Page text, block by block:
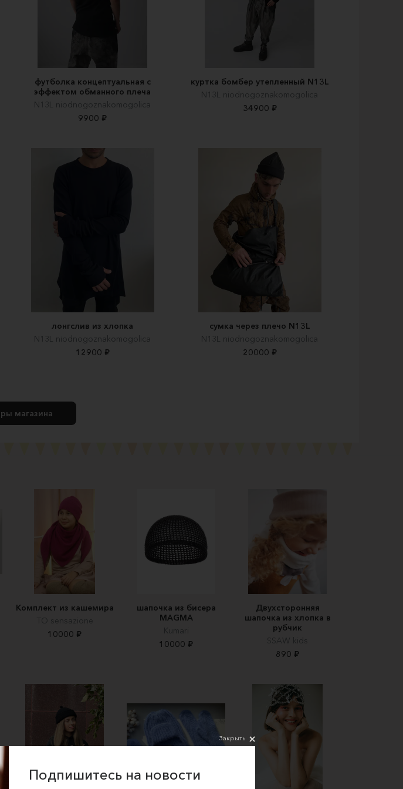
футболка концептуальная с
эффектом обманного плеча
N13L niodnogoznakomogolica
9900 ₽
куртка бомбер утепленный N13L
N13L niodnogoznakomogolica
34900 ₽
лонгслив из хлопка
N13L niodnogoznakomogolica
12900 ₽
сумка через плечо N13L
N13L niodnogoznakomogolica
20000 ₽
магазина
Комплект из кашемира
TO sensazione
10000 ₽
шапочка из бисера
MAGMA
Kumari
10000 ₽
Двухсторонняя
шапочка из хлопка в
рубчик
SSAW kids
890 ₽
Закрыть
Подпишитесь на новости